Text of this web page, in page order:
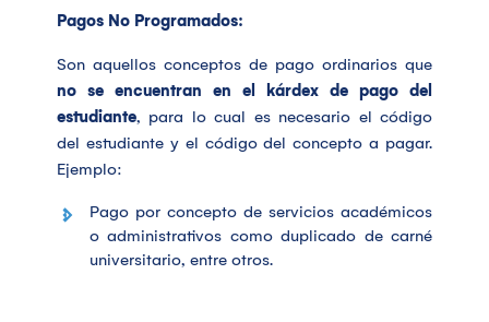
Pagos No Programados:
Son aquellos conceptos de pago ordinarios que
no se encuentran en el kárdex de pago del
estudiante, para lo cual es necesario el código
del estudiante y el código del concepto a pagar.
Ejemplo:
Pago por concepto de servicios académicos
o administrativos como duplicado de carné
universitario, entre otros.